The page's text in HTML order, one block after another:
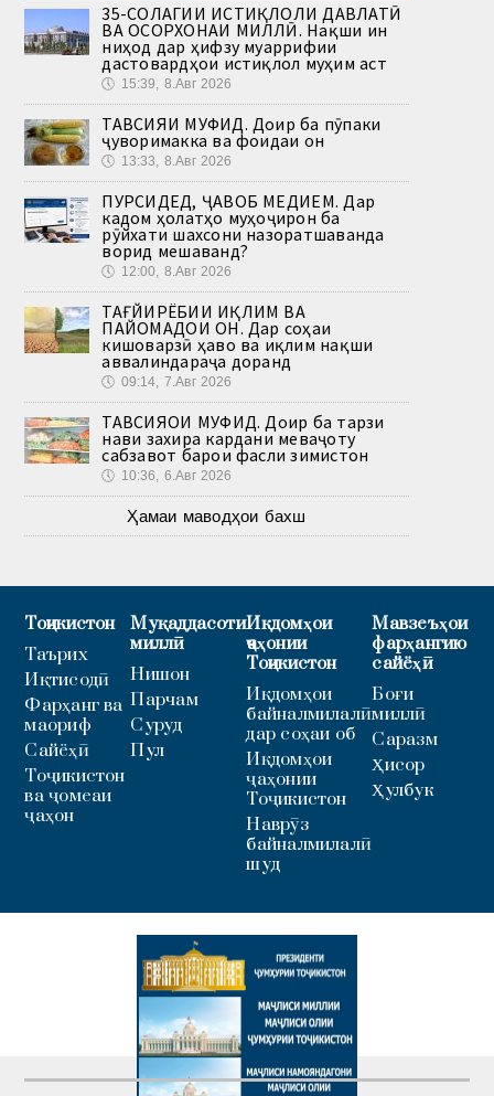
35-СОЛАГИИ ИСТИҚЛОЛИ ДАВЛАТӢ
ВА ОСОРХОНАИ МИЛЛӢ. Нақши ин
ниҳод дар ҳифзу муаррифии
дастовардҳои истиқлол муҳим аст
🕔 15:39, 8.Авг 2026
ТАВСИЯИ МУФИД. Доир ба пӯпаки
ҷуворимакка ва фоидаи он
🕔 13:33, 8.Авг 2026
ПУРСИДЕД, ҶАВОБ МЕДИҲЕМ. Дар
кадом ҳолатҳо муҳоҷирон ба
рӯйхати шахсони назоратшаванда
ворид мешаванд?
🕔 12:00, 8.Авг 2026
ТАҒЙИРЁБИИ ИҚЛИМ ВА
ПАЙОМАДҲОИ ОН. Дар соҳаи
кишоварзӣ ҳаво ва иқлим нақши
аввалиндараҷа доранд
🕔 09:14, 7.Авг 2026
ТАВСИЯҲОИ МУФИД. Доир ба тарзи
нави захира кардани меваҷоту
сабзавот барои фасли зимистон
🕔 10:36, 6.Авг 2026
Ҳамаи маводҳои бахш
Тоҷикистон
Таърих
Иқтисодӣ
Фарҳанг ва
маориф
Сайёҳӣ
Тоҷикистон
ва ҷомеаи
ҷаҳон
Муқаддасоти
миллӣ
Нишон
Парчам
Суруд
Пул
Иқдомҳои
ҷаҳонии
Тоҷикистон
Иқдомҳои
байналмилалӣ
дар соҳаи об
Иқдомҳои
ҷаҳонии
Тоҷикистон
Наврӯз
байналмилалӣ
шуд
Мавзеъҳои
фарҳангию
сайёҳӣ
Боғи
миллӣ
Саразм
Ҳисор
Ҳулбук